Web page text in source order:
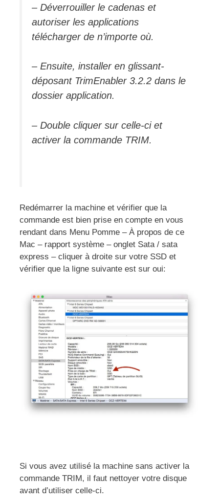
– Déverrouiller le cadenas et
autoriser les applications
télécharger de n’importe où.
– Ensuite, installer en glissant-
déposant TrimEnabler 3.2.2 dans le
dossier application.
– Double cliquer sur celle-ci et
activer la commande TRIM.
Redémarrer la machine et vérifier que la
commande est bien prise en compte en vous
rendant dans Menu Pomme – À propos de ce
Mac – rapport système – onglet Sata / sata
express – cliquer à droite sur votre SSD et
vérifier que la ligne suivante est sur oui:
Si vous avez utilisé la machine sans activer la
commande TRIM, il faut nettoyer votre disque
avant d’utiliser celle-ci.